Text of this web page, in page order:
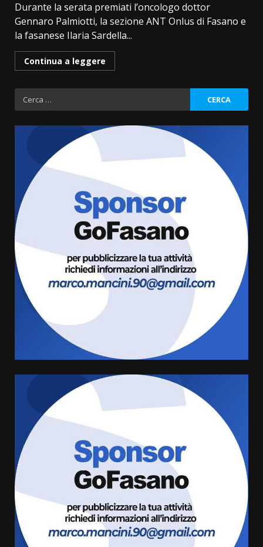
Durante la serata premiati l’oncologo dottor
Gennaro Palmiotti, la sezione ANT Onlus di Fasano e
la fasanese Ilaria Sardella...
Continua a leggere
Ricerca
per:
Fasanese ferito a colpi di arma
da fuoco
6 Agosto 2026 18:13
Carta d’identità: continua il piano
di aperture straordinarie del
Comune di Fasano
cittadina di Fratelli d’Italia,
pronta a tornare in Consiglio
comunale
6 Agosto 2026 08:00
Cura dei beni comuni e
cittadinanza attiva: online
l’avviso per la gestione
condivisa della Villetta di
Laureto
La magia del Minareto e la prima
assoluta de “L’Albergo
Belvedere. Il rapimento”